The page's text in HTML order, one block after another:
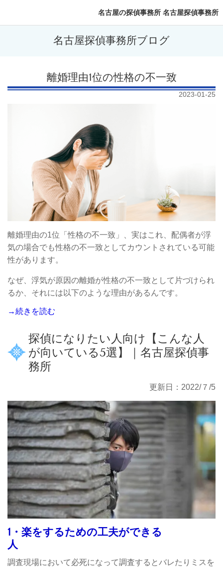
名古屋の探偵事務所 名古屋探偵事務所
名古屋探偵事務所ブログ
離婚理由1位の性格の不一致
2023-01-25
離婚理由の1位「性格の不一致」、実はこれ、配偶者が浮
気の場合でも性格の不一致としてカウントされている可能
性があります。
なぜ、浮気が原因の離婚が性格の不一致として片づけられ
るか、それには以下のような理由があるんです。
→続きを読む
探偵になりたい人向け【こんな人
が向いている5選】｜名古屋探偵事
務所
更新日：2022/７/5
1・楽をするための工夫ができる
人
調査現場において必死になって調査するとバレたりミスを